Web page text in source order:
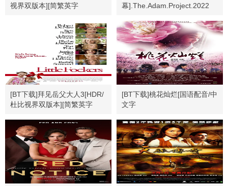
视界双版本][简繁英字
幕].The.Adam.Project.2022
[BT下载]拜见岳父大人3[HDR/
杜比视界双版本][简繁英字
[BT下载]桃花灿烂[国语配音/中
文字